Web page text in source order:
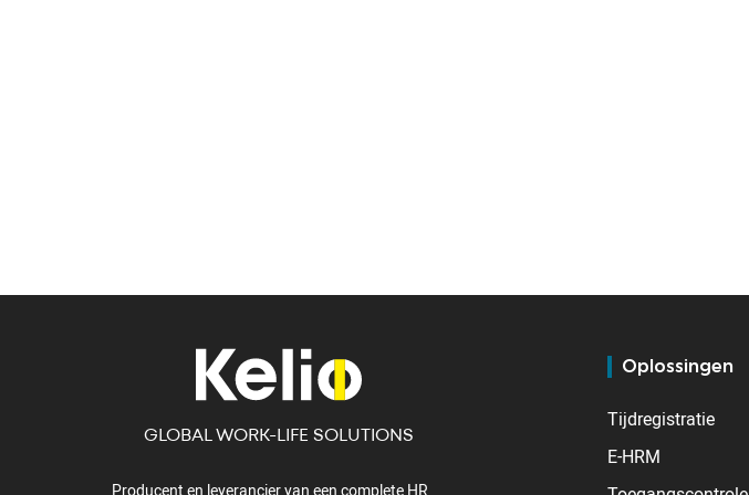
Oplossingen
Tijdregistratie
E-HRM
GLOBAL WORK-LIFE SOLUTIONS
Producent en leverancier van een complete HR